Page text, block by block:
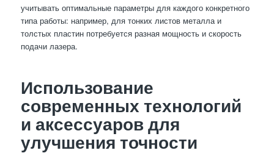
учитывать оптимальные параметры для каждого конкретного
типа работы: например, для тонких листов металла и
толстых пластин потребуется разная мощность и скорость
подачи лазера.
Использование
современных технологий
и аксессуаров для
улучшения точности